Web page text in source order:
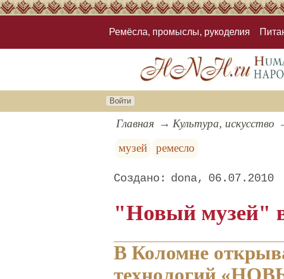
Ремёсла, промыслы, рукоделия
Войти
Главная Культура, искусство
музей
ремесло
dona 06.07.2010
"Новый музей"
В Коломне